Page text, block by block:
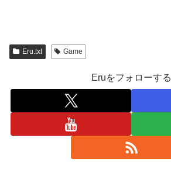
Eru.txt Game
Eruをフォローする